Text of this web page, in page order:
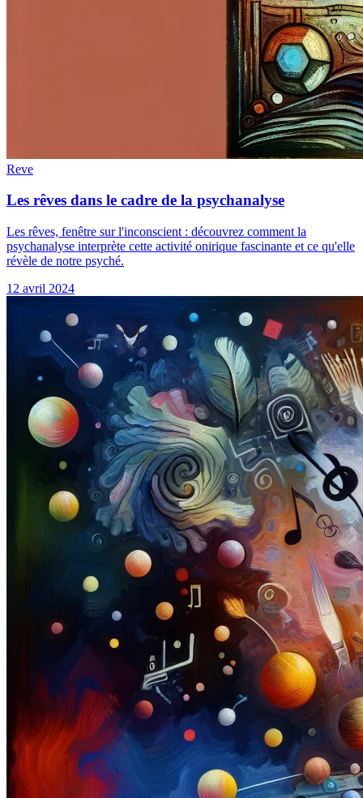
Reve
Les rêves dans le cadre de la psychanalyse
Les rêves, fenêtre sur l'inconscient : découvrez comment la
psychanalyse interprète cette activité onirique fascinante et ce qu'elle
révèle de notre psyché.
12 avril 2024